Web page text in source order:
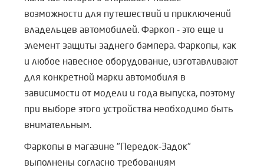
возможности для путешествий и приключений
владельцев автомобилей. Фаркоп - это еще и
элемент защиты заднего бампера. Фаркопы, как
и любое навесное оборудование, изготавливают
для конкретной марки автомобиля в
зависимости от модели и года выпуска, поэтому
при выборе этого устройства необходимо быть
внимательным.
Фаркопы в магазине "Передок-Задок"
выполнены согласно требованиям